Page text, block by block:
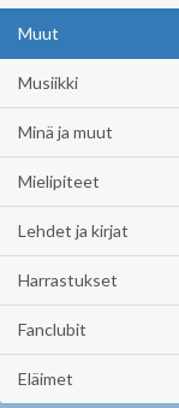
Muut
Musiikki
Minä ja muut
Mielipiteet
Lehdet ja kirjat
Harrastukset
Fanclubit
Eläimet